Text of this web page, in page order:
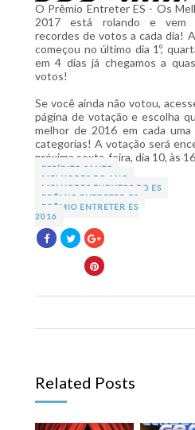
O Prêmio Entreter ES - Os
2017 está rolando e vem
recordes de votos a cada dia!
começou no último dia 1º,
em 4 dias já chegamos a
votos!
Se você ainda não votou,
página de votação e escolha
melhor de 2016 em cada
categorias! A votação será
próxima sexta-feira, dia 10, às
ESPÍRITO SANTO
MELHORES DO ANO
MELHORES EVENTOS DO ES
PRÊMIO ENTRETER ES
PRÊMIO ENTRETER ES
2016
Related Posts